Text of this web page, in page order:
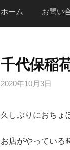
ホーム お問い
千代保稲
2020年10月3日
久しぶりにおちょ
お店がやっている